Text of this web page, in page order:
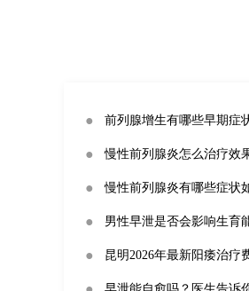
● 前列腺增生有哪些早期症
● 慢性前列腺炎怎么治疗效
● 慢性前列腺炎有哪些症状
● 男性早泄是否会影响生育
● 昆明2026年最新阳痿治疗